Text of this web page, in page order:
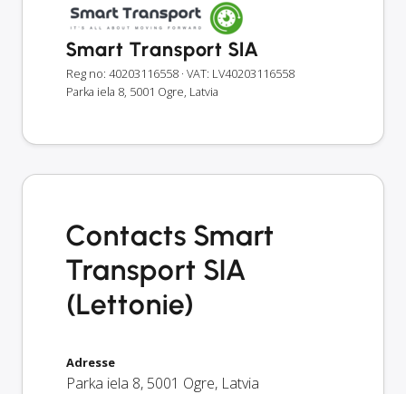
Smart Transport SIA
Reg no: 40203116558 · VAT: LV40203116558
Parka iela 8, 5001 Ogre, Latvia
Contacts Smart
Transport SIA
(Lettonie)
Adresse
Parka iela 8, 5001 Ogre, Latvia